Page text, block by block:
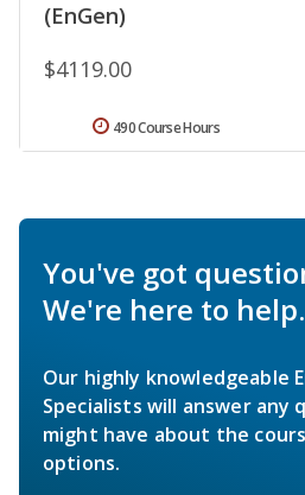
(EnGen)
$4119.00
490 Course Hours
You've got
We're here to help.
Our highly knowledgeable
Specialists will answer any
might have about the
options.